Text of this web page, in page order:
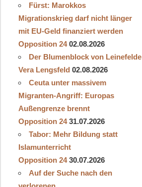
Fürst: Marokkos
Migrationskrieg darf nicht länger
mit EU-Geld finanziert werden
Opposition 24 02.08.2026
Der Blumenblock von Leinefelde
Vera Lengsfeld 02.08.2026
Ceuta unter massivem
Migranten-Angriff: Europas
Außengrenze brennt
Opposition 24 31.07.2026
Tabor: Mehr Bildung statt
Islamunterricht
Opposition 24 30.07.2026
Auf der Suche nach den